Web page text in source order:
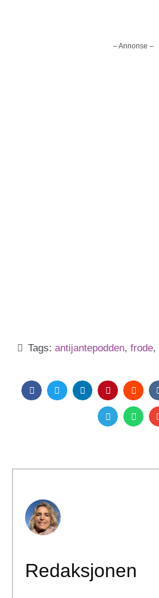
– Annonse –
Tags: antijantepodden, frode,
Redaksjonen